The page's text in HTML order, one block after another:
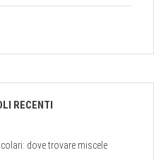
RECENTI
dove trovare miscele